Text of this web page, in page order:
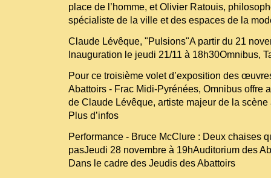
place de l’homme, et Olivier Ratouis,
spécialiste de la ville et des espaces de la
Claude Lévêque, "Pulsions"A partir du 21
Inauguration le jeudi 21/11 à 18h30Omnibus,
Pour ce troisième volet d’exposition des
Abattoirs - Frac Midi-Pyrénées, Omnibus offre
de Claude Lévêque, artiste majeur de la
Plus d’infos
Performance - Bruce McClure : Deux chaises
pasJeudi 28 novembre à 19hAuditorium des
Dans le cadre des Jeudis des Abattoirs